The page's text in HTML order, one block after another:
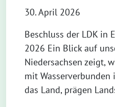
30. April 2026
Beschluss der LDK in
2026 Ein Blick auf
Niedersachsen zeigt,
mit Wasserverbunden
das Land, prägen